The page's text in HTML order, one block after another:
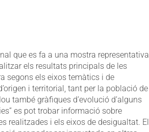
que es fa a una mostra representativa
els resultats principals de les
segons els eixos temàtics i de
i territorial, tant per la població de
també gràfiques d’evolució d’alguns
es pot trobar informació sobre
realitzades i els eixos de desigualtat. El